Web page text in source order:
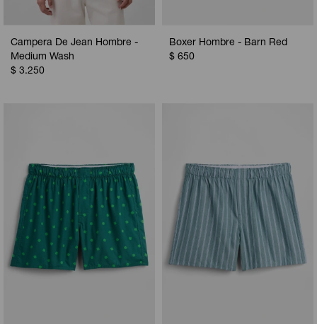
Campera De Jean Hombre -
Medium Wash
$ 3.250
Boxer Hombre - Barn Red
$ 650